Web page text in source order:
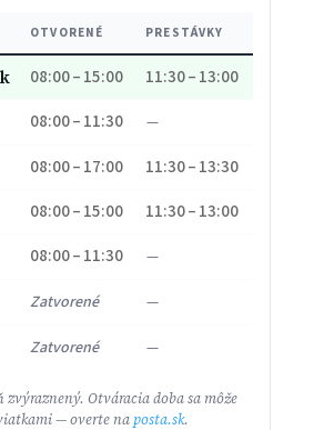
OTVORENÉ PRESTÁVKY
08:00 – 15:00 11:30 – 13:00
08:00 – 11:30 —
08:00 – 17:00 11:30 – 13:30
08:00 – 15:00 11:30 – 13:00
08:00 – 11:30 —
Zatvorené —
Zatvorené —
Otváracia doba sa môže
— overte naposta.sk.